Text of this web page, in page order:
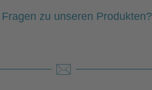
zu unseren Produkten?